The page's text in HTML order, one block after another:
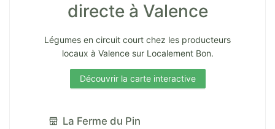
directe à Valence
Légumes en circuit court chez les producteurs
locaux à Valence sur Localement Bon.
Découvrir la carte interactive
La Ferme du Pin